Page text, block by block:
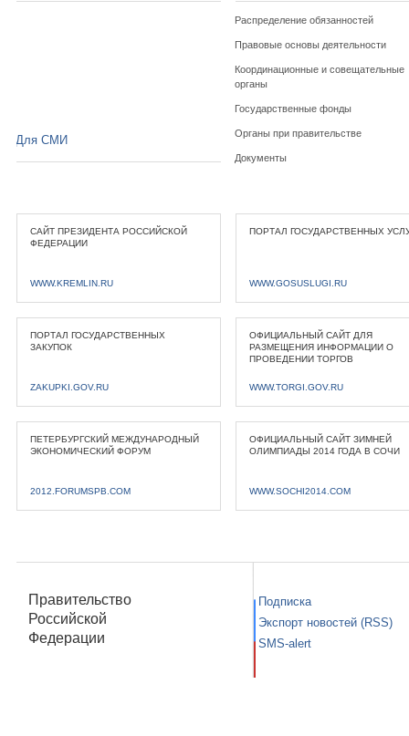
Распределение обязанностей
Правовые основы деятельности
Координационные и совещательные
органы
Государственные фонды
Органы при правительстве
Документы
Для СМИ
САЙТ ПРЕЗИДЕНТА РОССИЙСКОЙ
ФЕДЕРАЦИИ
WWW.KREMLIN.RU
ПОРТАЛ ГОСУДАРСТВЕННЫХ
WWW.GOSUSLUGI.RU
ПОРТАЛ ГОСУДАРСТВЕННЫХ
ЗАКУПОК
ZAKUPKI.GOV.RU
ОФИЦИАЛЬНЫЙ САЙТ ДЛЯ
РАЗМЕЩЕНИЯ ИНФОРМАЦИИ О
ПРОВЕДЕНИИ ТОРГОВ
WWW.TORGI.GOV.RU
ПЕТЕРБУРГСКИЙ МЕЖДУНАРОДНЫЙ
ЭКОНОМИЧЕСКИЙ ФОРУМ
2012.FORUMSPB.COM
ОФИЦИАЛЬНЫЙ САЙТ ЗИМНЕЙ
ОЛИМПИАДЫ 2014 ГОДА В СОЧИ
WWW.SOCHI2014.COM
Правительство
Российской
Федерации
Подписка
Экспорт новостей (RSS)
SMS-alert